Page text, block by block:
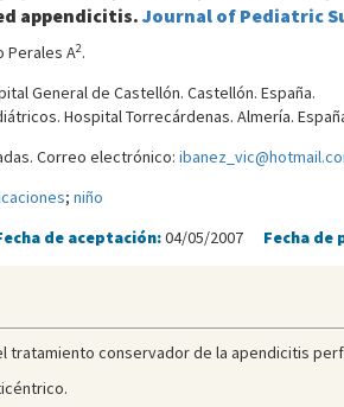
appendicitis. Journal of Pediatric
Perales A2.
General de Castellón. Castellón. España.
Hospital Torrecárdenas. Almerí­a.
Correo electrónico:
; niño
de aceptación:04/05/2007 Fecha de
tratamiento conservador de la apendicitis